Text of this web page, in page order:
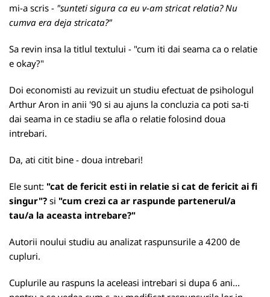
mi-a scris - "sunteti sigura ca eu v-am stricat relatia? Nu
cumva era deja stricata?"
Sa revin insa la titlul textului - "cum iti dai seama ca o relatie
e okay?"
Doi economisti au revizuit un studiu efectuat de psihologul
Arthur Aron in anii '90 si au ajuns la concluzia ca poti sa-ti
dai seama in ce stadiu se afla o relatie folosind doua
intrebari.
Da, ati citit bine - doua intrebari!
Ele sunt: "cat de fericit esti in relatie si cat de fericit ai fi
singur"? si "cum crezi ca ar raspunde partenerul/a
tau/a la aceasta intrebare?"
Autorii noului studiu au analizat raspunsurile a 4200 de
cupluri.
Cuplurile au raspuns la aceleasi intrebari si dupa 6 ani...